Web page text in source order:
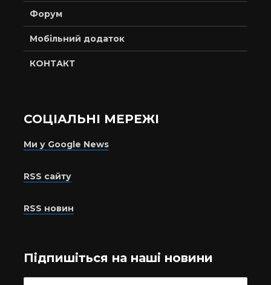
Форум
Мобільний додаток
КОНТАКТ
СОЦІАЛЬНІ МЕРЕЖІ
Ми у Google News
RSS сайту
RSS новин
Підпишіться на наші новини